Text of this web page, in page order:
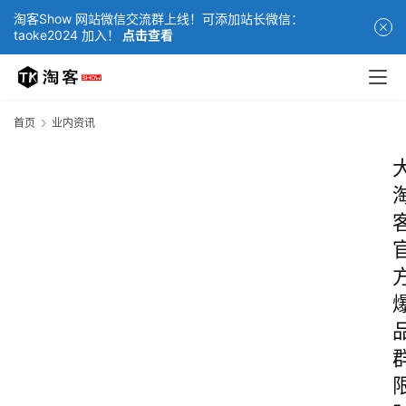
淘客Show 网站微信交流群上线！可添加站长微信：
taoke2024 加入！
点击查看
首页 业内资讯